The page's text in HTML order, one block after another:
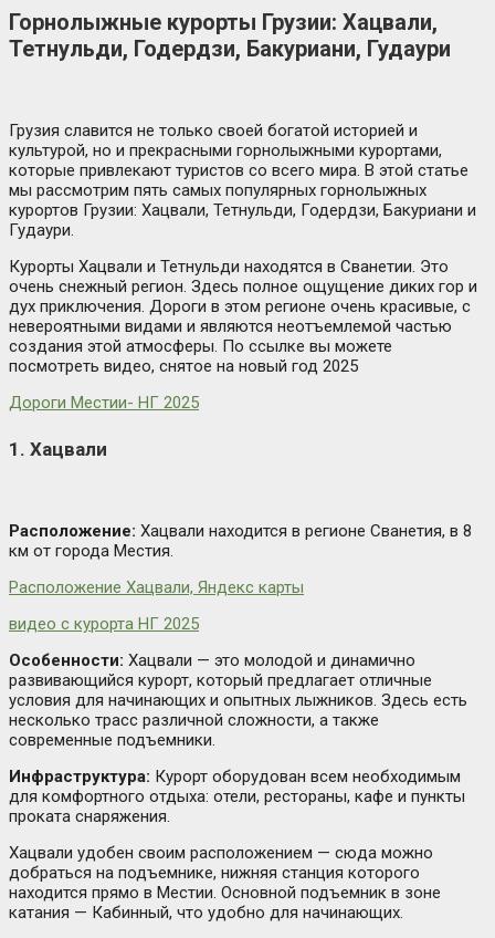
Горнолыжные курорты Грузии: Хацвали,
Тетнульди, Годердзи, Бакуриани, Гудаури
Грузия славится не только своей богатой историей и
культурой, но и прекрасными горнолыжными курортами,
которые привлекают туристов со всего мира. В этой статье
мы рассмотрим пять самых популярных горнолыжных
курортов Грузии: Хацвали, Тетнульди, Годердзи, Бакуриани и
Гудаури.
Курорты Хацвали и Тетнульди находятся в Сванетии. Это
очень снежный регион. Здесь полное ощущение диких гор и
дух приключения. Дороги в этом регионе очень красивые, с
невероятными видами и являются неотъемлемой частью
создания этой атмосферы. По ссылке вы можете
посмотреть видео, снятое на новый год 2025
Дороги Местии- НГ 2025
1. Хацвали
Расположение: Хацвали находится в регионе Сванетия, в 8
км от города Местия.
Расположение Хацвали, Яндекс карты
видео с курорта НГ 2025
Особенности: Хацвали — это молодой и динамично
развивающийся курорт, который предлагает отличные
условия для начинающих и опытных лыжников. Здесь есть
несколько трасс различной сложности, а также
современные подъемники.
Инфраструктура: Курорт оборудован всем необходимым
для комфортного отдыха: отели, рестораны, кафе и пункты
проката снаряжения.
Хацвали удобен своим расположением — сюда можно
добраться на подъемнике, нижняя станция которого
находится прямо в Местии. Основной подъемник в зоне
катания — Кабинный, что удобно для начинающих.